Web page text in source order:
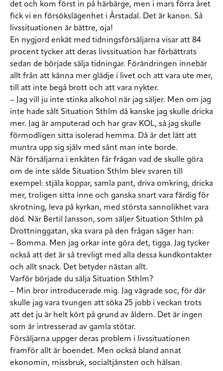
det och kom först in på härbärge, men i mars förra året
fick vi en försökslägenhet i Årstadal. Det är kanon. Så
livssituationen är bättre, oja!
En nygjord enkät med tidningsförsäljarna visar att 84
procent tycker att deras livssituation har förbättrats
sedan de började sälja tidningar. Förändringen innebär
allt från att känna mer glädje i livet och att vara ute mer,
till att inte begå brott och att vara nykter.
– Jag vill ju inte stinka alkohol när jag säljer. Men om jag
inte hade sålt Situation Sthlm då kanske jag skulle dricka
mer. Jag är amputerad och har grav KOL, så jag skulle
förmodligen sitta isolerad hemma. Då är det lätt att
muntra upp sig själv med sånt man inte borde.
När försäljarna i enkäten får frågan vad de skulle göra
om de inte sålde Situation Sthlm blev svaren till
exempel: stjäla koppar, samla pant, driva omkring, dricka
mer, troligen sitta inne och ganska snart vara färdig för
skrotning, leva på kyrkan, med största sannolikhet vara
död. När Bertil Jansson, som säljer Situation Sthlm på
Drottninggatan, ska svara på den frågan säger han:
– Bomma. Men jag orkar inte göra det, tigga. Jag tycker
också att det är så trevligt med alla dessa kundkontakter
och allt snack. Det betyder nästan allt.
Varför började du sälja Situation Sthlm?
– Min bror introducerade mig. Jag vägrade soc, för där
skulle jag vara tvungen att söka 25 jobb i veckan trots
att det ju är helt kört på grund av åldern. Det är ingen
som är intresserad av gamla stötar.
Försäljarna uppger deras problem i livssituationen
framför allt är boendet. Men också bland annat
ekonomin, missbruk, socialtjänsten och hälsan.